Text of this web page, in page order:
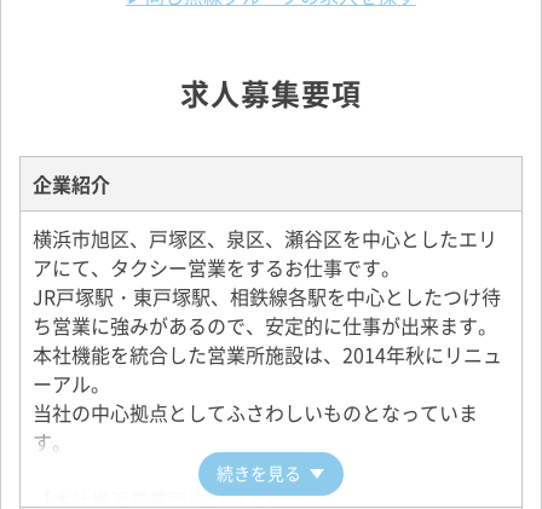
求人募集要項
企業紹介
横浜市旭区、戸塚区、泉区、瀬谷区を中心としたエリ
アにて、タクシー営業をするお仕事です。
JR戸塚駅・東戸塚駅、相鉄線各駅を中心としたつけ待
ち営業に強みがあるので、安定的に仕事が出来ます。
本社機能を統合した営業所施設は、2014年秋にリニュ
ーアル。
当社の中心拠点としてふさわしいものとなっていま
す。
【本社横浜営業所について】
続きを見る